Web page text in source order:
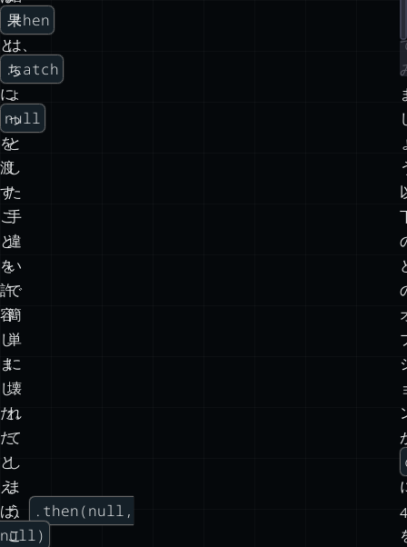
.then
と
.catch
に
null
を
渡
す
こ
と
を
許
容
し
ま
し
た。
た
と
え
ば、
.then(null,
null)
果
は、
ち
ょ
っ
と
し
た
手
違
い
で
簡
単
に
壊
れ
て
し
ま
う
こ